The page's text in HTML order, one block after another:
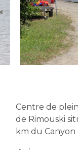
Centre de
de Rimouski
km du Canyon